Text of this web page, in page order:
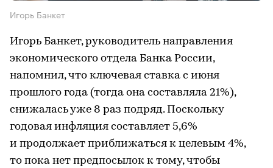
Игорь Банкет
Игорь Банкет, руководитель направления
экономического отдела Банка России,
напомнил, что ключевая ставка с июня
прошлого года (тогда она составляла 21%),
снижалась уже 8 раз подряд. Поскольку
годовая инфляция составляет 5,6%
и продолжает приближаться к целевым 4%,
то пока нет предпосылок к тому, чтобы